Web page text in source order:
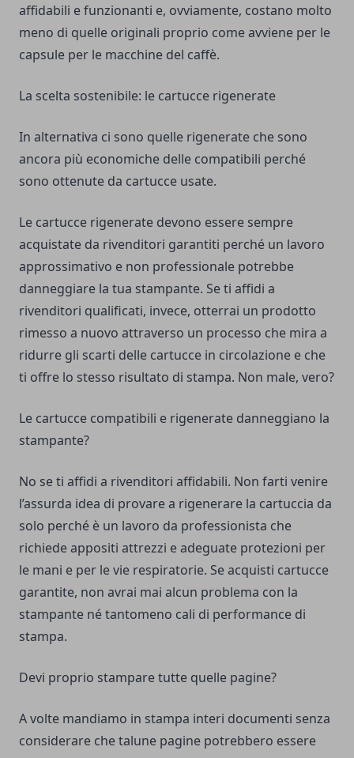
affidabili e funzionanti e, ovviamente, costano molto
meno di quelle originali proprio come avviene per le
capsule per le macchine del caffè.
La scelta sostenibile: le cartucce rigenerate
In alternativa ci sono quelle rigenerate che sono
ancora più economiche delle compatibili perché
sono ottenute da cartucce usate.
Le cartucce rigenerate devono essere sempre
acquistate da rivenditori garantiti perché un lavoro
approssimativo e non professionale potrebbe
danneggiare la tua stampante. Se ti affidi a
rivenditori qualificati, invece, otterrai un prodotto
rimesso a nuovo attraverso un processo che mira a
ridurre gli scarti delle cartucce in circolazione e che
ti offre lo stesso risultato di stampa. Non male, vero?
Le cartucce compatibili e rigenerate danneggiano la
stampante?
No se ti affidi a rivenditori affidabili. Non farti venire
l’assurda idea di provare a rigenerare la cartuccia da
solo perché è un lavoro da professionista che
richiede appositi attrezzi e adeguate protezioni per
le mani e per le vie respiratorie. Se acquisti cartucce
garantite, non avrai mai alcun problema con la
stampante né tantomeno cali di performance di
stampa.
Devi proprio stampare tutte quelle pagine?
A volte mandiamo in stampa interi documenti senza
considerare che talune pagine potrebbero essere